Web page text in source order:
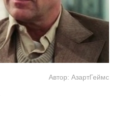
Автор: АзартГеймс